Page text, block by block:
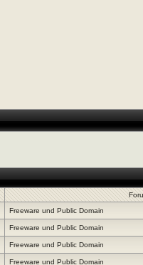
Freeware und Public Domain
Freeware und Public Domain
Freeware und Public Domain
Freeware und Public Domain